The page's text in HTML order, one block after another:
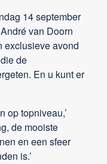
14 september
van Doorn
exclusieve avond
de
En u kunt er
op topniveau,’
de mooiste
en een sfeer
is.’​